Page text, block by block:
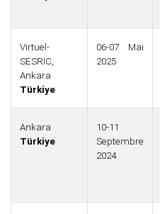
Virtuel-
SESRIC,
Ankara
Türkiye
06-07 Mai
2025
Ankara
Türkiye
10-11
Septembre
2024